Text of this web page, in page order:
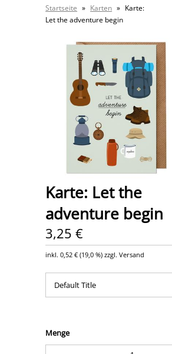
Startseite » Karten » Karte:
Let the adventure begin
Karte: Let the
adventure begin
3,25 €
inkl.0,52 € (19,0 %) zzgl. Versand
Menge